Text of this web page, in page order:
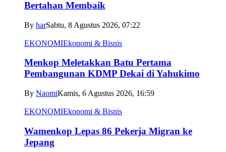
Bertahan Membaik
By harSabtu, 8 Agustus 2026, 07:22
EKONOMIEkonomi & Bisnis
Menkop Meletakkan Batu Pertama
Pembangunan KDMP Dekai di Yahukimo
By NaomiKamis, 6 Agustus 2026, 16:59
EKONOMIEkonomi & Bisnis
Wamenkop Lepas 86 Pekerja Migran ke
Jepang